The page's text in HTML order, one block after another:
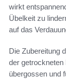
wirkt
Übelkeit zu
auf das
Die Zubereitung
der
übergossen und